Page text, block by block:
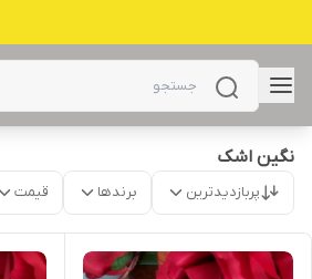
نگین اشک
پربازدیدترین برندها قیمت